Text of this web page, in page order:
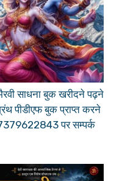
साधना बुक खरीदने पढ़ने
पीडीएफ बुक प्राप्त करने
7379622843 पर सम्पर्क